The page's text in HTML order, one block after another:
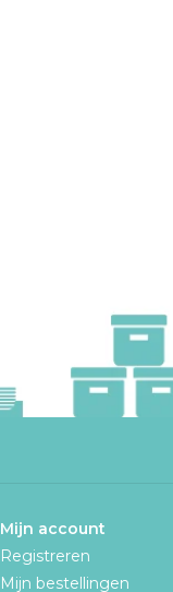
Mijn account
Registreren
Mijn bestellingen